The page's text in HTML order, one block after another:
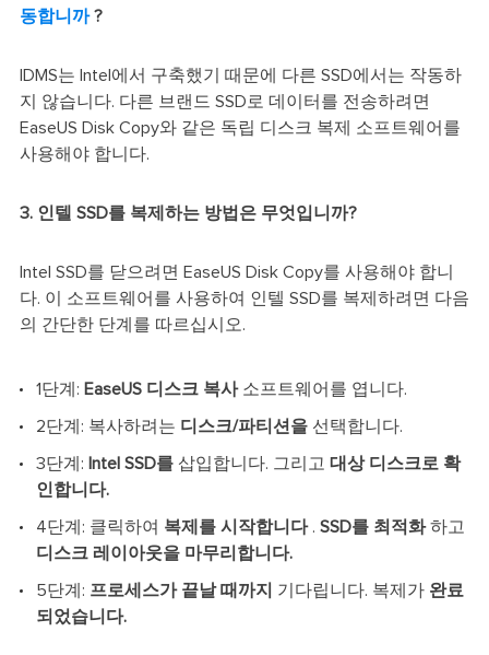
동합니까?
IDMS는 Intel에서 구축했기 때문에 다른 SSD에서는 작동하
지 않습니다. 다른 브랜드 SSD로 데이터를 전송하려면
EaseUS Disk Copy와 같은 독립 디스크 복제 소프트웨어를
사용해야 합니다.
3. 인텔 SSD를 복제하는 방법은 무엇입니까?
Intel SSD를 닫으려면 EaseUS Disk Copy를 사용해야 합니
다. 이 소프트웨어를 사용하여 인텔 SSD를 복제하려면 다음
의 간단한 단계를 따르십시오.
1단계: EaseUS 디스크 복사소프트웨어를 엽니다.
2단계: 복사하려는 디스크/파티션을선택합니다.
3단계: Intel SSD를삽입합니다. 그리고 대상 디스크로 확
인합니다.
4단계: 클릭하여 복제를 시작합니다. SSD를 최적화하고
디스크 레이아웃을 마무리합니다.
5단계: 프로세스가 끝날 때까지 기다립니다. 복제가 완료
되었습니다.